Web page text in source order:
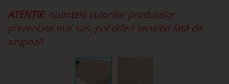
ATENȚIE: nuanțele culorilor produselor
prezentate mai sus, pot diferi sensibil față de
original!